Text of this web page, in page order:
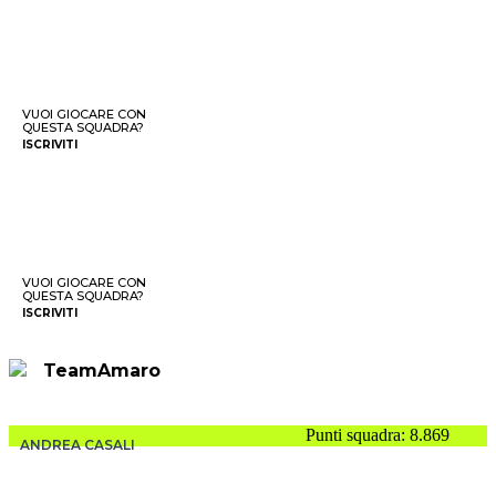
VUOI GIOCARE CON
QUESTA SQUADRA?
ISCRIVITI
VUOI GIOCARE CON
QUESTA SQUADRA?
ISCRIVITI
TeamAmaro
ANDREA CASALI
Punti squadra: 8.869